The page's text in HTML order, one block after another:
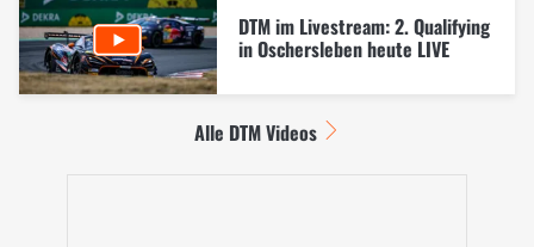
DTM im Livestream: 2. Qualifying
in Oschersleben heute LIVE
Alle DTM Videos